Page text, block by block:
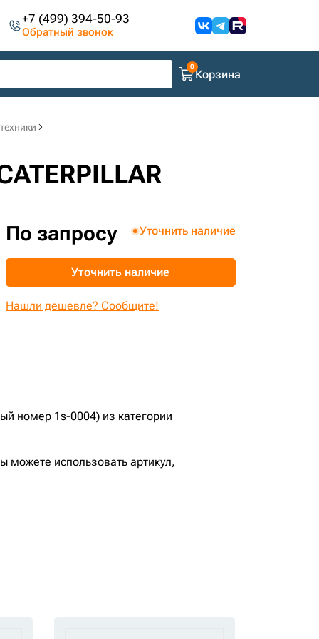
+7 (499) 394-50-93
Обратный звонок
Корзина
По запросу Уточнить наличие
Уточнить наличие
Нашли дешевле? Сообщите!
номер 1s-0004) из категории
можете использовать артикул,